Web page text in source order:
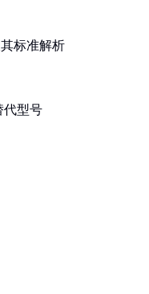
标准解析
代型号